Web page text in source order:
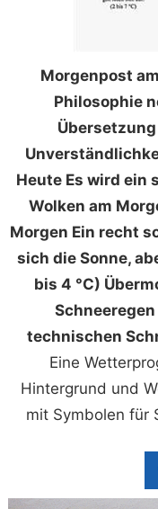
Morgenpost
Philosophie
Heute Es wird ein
Wolken am
Morgen Ein recht
sich die Sonne,
bis 4 °C)
technischen
Eine
Hintergrund und
mit Symbolen für